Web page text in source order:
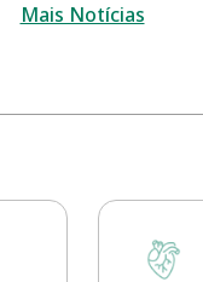
Mais Notícias